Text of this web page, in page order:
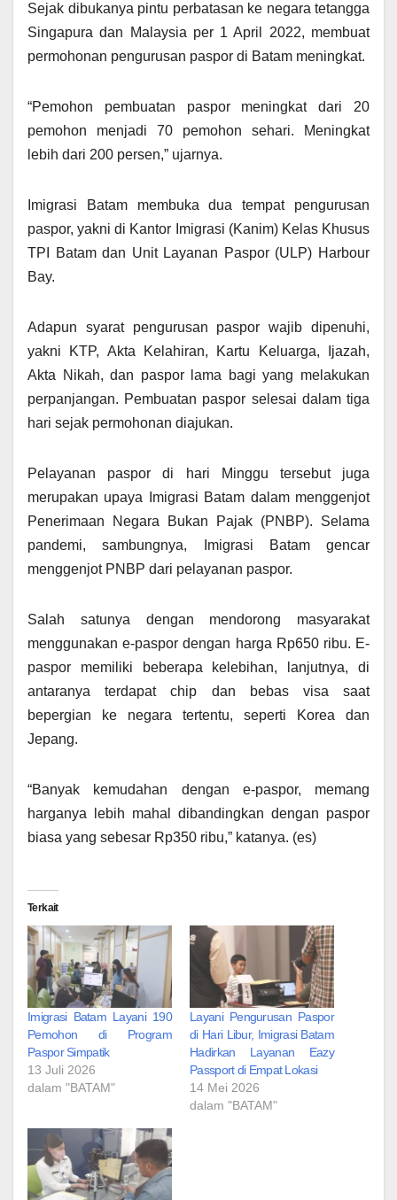
Sejak dibukanya pintu perbatasan ke negara tetangga
Singapura dan Malaysia per 1 April 2022, membuat
permohonan pengurusan paspor di Batam meningkat.
“Pemohon pembuatan paspor meningkat dari 20
pemohon menjadi 70 pemohon sehari. Meningkat
lebih dari 200 persen,” ujarnya.
Imigrasi Batam membuka dua tempat pengurusan
paspor, yakni di Kantor Imigrasi (Kanim) Kelas Khusus
TPI Batam dan Unit Layanan Paspor (ULP) Harbour
Bay.
Adapun syarat pengurusan paspor wajib dipenuhi,
yakni KTP, Akta Kelahiran, Kartu Keluarga, Ijazah,
Akta Nikah, dan paspor lama bagi yang melakukan
perpanjangan. Pembuatan paspor selesai dalam tiga
hari sejak permohonan diajukan.
Pelayanan paspor di hari Minggu tersebut juga
merupakan upaya Imigrasi Batam dalam menggenjot
Penerimaan Negara Bukan Pajak (PNBP). Selama
pandemi, sambungnya, Imigrasi Batam gencar
menggenjot PNBP dari pelayanan paspor.
Salah satunya dengan mendorong masyarakat
menggunakan e-paspor dengan harga Rp650 ribu. E-
paspor memiliki beberapa kelebihan, lanjutnya, di
antaranya terdapat chip dan bebas visa saat
bepergian ke negara tertentu, seperti Korea dan
Jepang.
“Banyak kemudahan dengan e-paspor, memang
harganya lebih mahal dibandingkan dengan paspor
biasa yang sebesar Rp350 ribu,” katanya. (es)
Terkait
Imigrasi Batam Layani 190
Pemohon di Program
Paspor Simpatik
13 Juli 2026
dalam "BATAM"
Layani Pengurusan Paspor
di Hari Libur, Imigrasi Batam
Hadirkan Layanan Eazy
Passport di Empat Lokasi
14 Mei 2026
dalam "BATAM"